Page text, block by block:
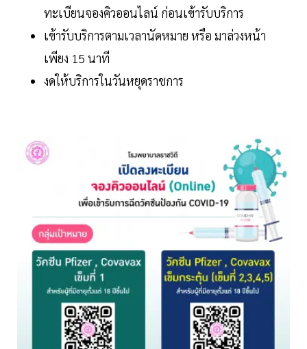
ทะเบียนจองคิวออนไลน์ ก่อนเข้ารับบริการ
เข้ารับบริการตามเวลานัดหมาย หรือ มาล่วงหน้า
เพียง 15 นาที
งดให้บริการในวันหยุดราชการ